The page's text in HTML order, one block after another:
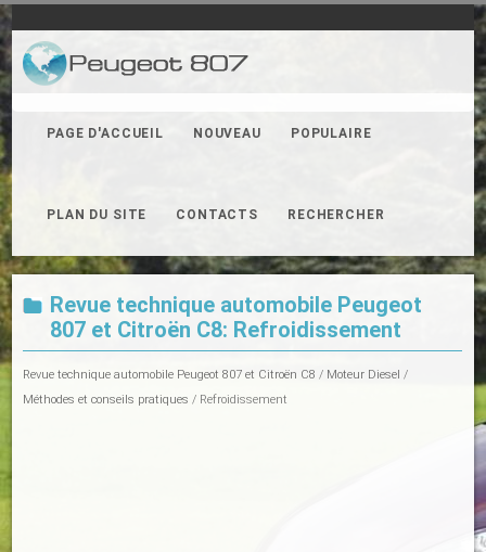
PAGE D'ACCUEIL NOUVEAU POPULAIRE
PLAN DU SITE CONTACTS RECHERCHER
Revue technique automobile Peugeot
807 et Citroën C8: Refroidissement
Revue technique automobile Peugeot 807 et Citroën C8 / Moteur Diesel /
Méthodes et conseils pratiques / Refroidissement